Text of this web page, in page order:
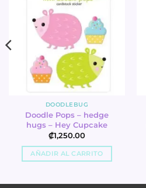
DOODLEBUG
Doodle Pops – hedge
hugs – Hey Cupcake
₡1,250.00
AÑADIR AL CARRITO